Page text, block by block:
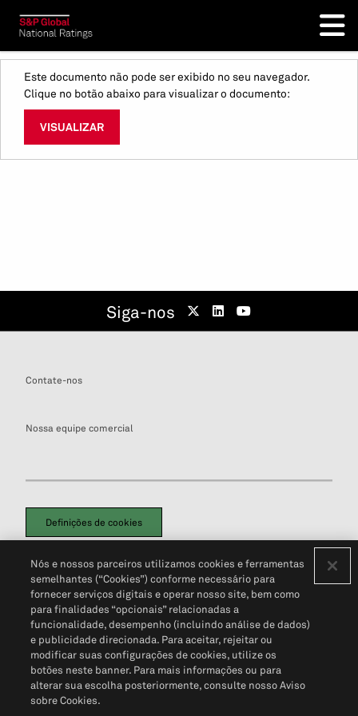
Este documento não pode ser exibido no seu navegador.
Clique no botão abaixo para visualizar o documento:
VISUALIZAR
Siga-nos
Contate-nos
Nossa equipe comercial
Definições de cookies
Política de PrivacidadePortal de privacidade do cliente (em inglês)
Não Venda Minhas Informações Pessoais© 2026 S&P Global
Nós e nossos parceiros utilizamos cookies e ferramentas
semelhantes (“Cookies”) conforme necessário para
fornecer serviços digitais e operar nosso site, bem como
para finalidades “opcionais” relacionadas a
funcionalidade, desempenho (incluindo análise de dados)
e publicidade direcionada. Para aceitar, rejeitar ou
modificar suas configurações de cookies, utilize os
botões neste banner. Para mais informações ou para
alterar sua escolha posteriormente, consulte nosso Aviso
sobre Cookies.